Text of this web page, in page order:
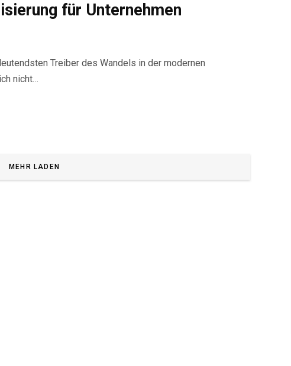
für Unternehmen
Treiber des Wandels in der modernen
nicht…
MEHR LADEN